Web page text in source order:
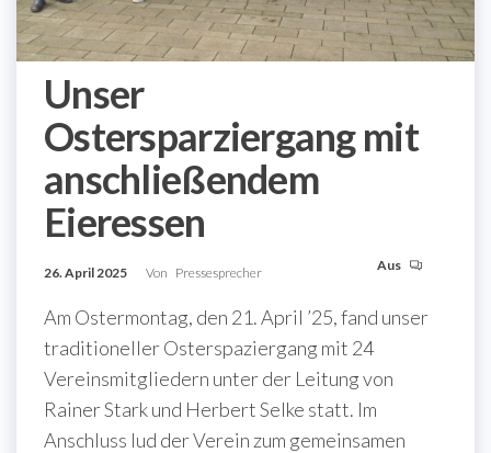
Unser
Ostersparziergang mit
anschließendem
Eieressen
26. April 2025 Von Pressesprecher Aus
Am Ostermontag, den 21. April ’25, fand unser
traditioneller Osterspaziergang mit 24
Vereinsmitgliedern unter der Leitung von
Rainer Stark und Herbert Selke statt. Im
Anschluss lud der Verein zum gemeinsamen